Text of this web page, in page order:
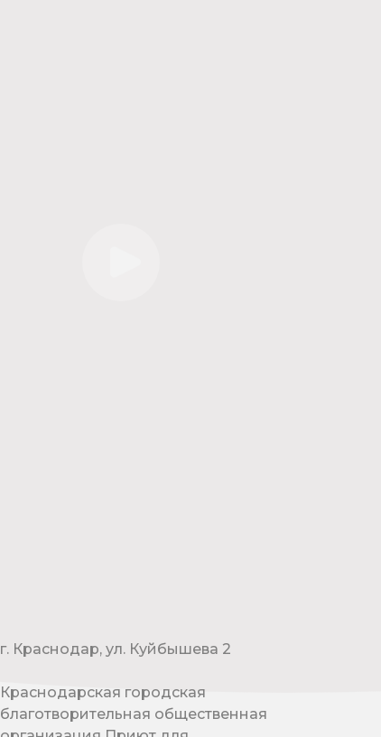
г. Краснодар, ул. Куйбышева 2
Краснодарская городская
благотворительная общественная